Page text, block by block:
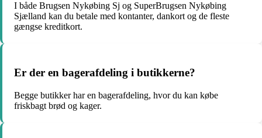
I både Brugsen Nykøbing Sj og SuperBrugsen Nykøbing
Sjælland kan du betale med kontanter, dankort og de fleste
gængse kreditkort.
Er der en bagerafdeling i butikkerne?
Begge butikker har en bagerafdeling, hvor du kan købe
friskbagt brød og kager.